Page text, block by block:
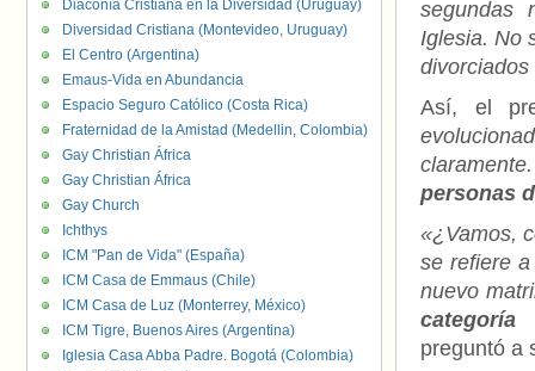
segundas
Iglesia. No
Así, el
personas
«¿Vamos,
se refiere
nuevo
categoría
preguntó a
Diaconía Cristiana en la Diversidad (Uruguay)
Diversidad Cristiana (Montevideo, Uruguay)
El Centro (Argentina)
Emaus-Vida en Abundancia
Espacio Seguro Católico (Costa Rica)
Fraternidad de la Amistad (Medellin, Colombia)
Gay Christian África
Gay Christian África
Gay Church
Ichthys
ICM "Pan de Vida" (España)
ICM Casa de Emmaus (Chile)
ICM Casa de Luz (Monterrey, México)
ICM Tigre, Buenos Aires (Argentina)
Iglesia Casa Abba Padre. Bogotá (Colombia)